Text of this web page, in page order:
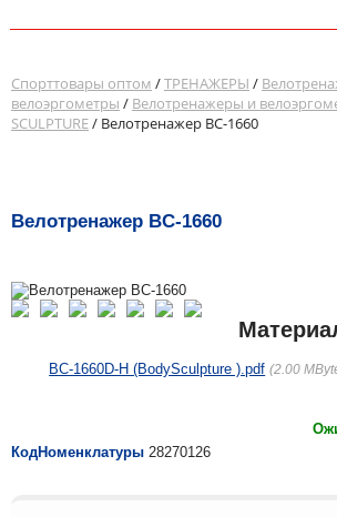
Спорттовары оптом /ТРЕНАЖЕРЫ /
велоэргометры / Велотренажеры и
SCULPTURE/ Велотренажер BC-1660
Велотренажер BC-1660
BC-1660D-H (BodySculpture ).pdf 2.00
КодНоменклатуры 28270126